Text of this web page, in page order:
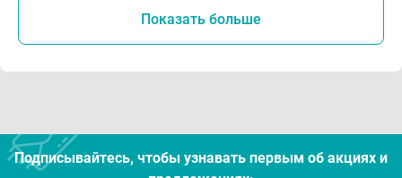
Показать больше
Подписывайтесь, чтобы узнавать первым об акцияx и